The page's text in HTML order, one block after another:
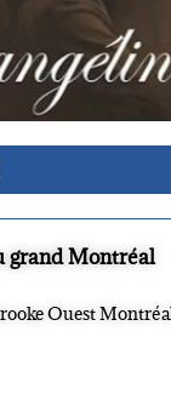
grand Montréal
Ouest